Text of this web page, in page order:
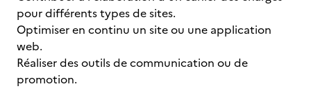
pour différents types de sites.
Optimiser en continu un site ou une application
web.
Réaliser des outils de communication ou de
promotion.